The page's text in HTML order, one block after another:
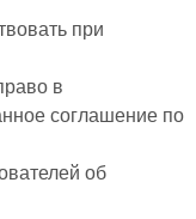
при
в
соглашение по
об